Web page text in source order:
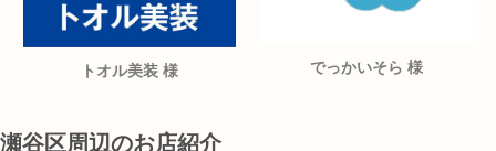
トオル美装 様 でっかいそら 様
瀬谷区周辺のお店紹介